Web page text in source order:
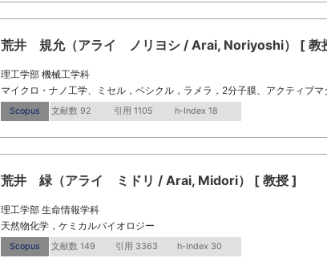
荒井 規允（アライ ノリヨシ / Arai, Noriyoshi） [ 教
理工学部 機械工学科
マイクロ・ナノ工学、ミセル，ベシクル，ラメラ，2分子膜、アクティブ
Scopus 文献数 92 引用 1105 h-Index 18
荒井 緑（アライ ミドリ / Arai, Midori） [ 教授 ]
理工学部 生命情報学科
天然物化学，ケミカルバイオロジー
Scopus 文献数 149 引用 3363 h-Index 30